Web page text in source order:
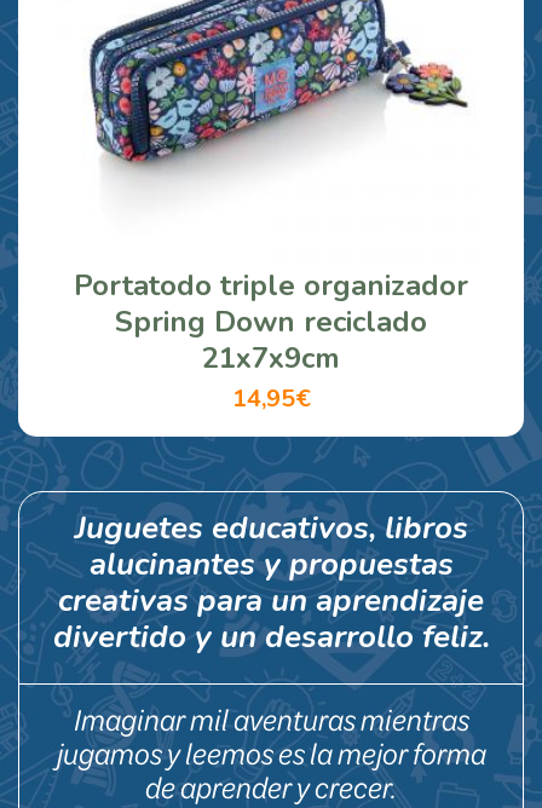
Portatodo triple organizador
Spring Down reciclado
21x7x9cm
14,95€
Juguetes educativos, libros
alucinantes y propuestas
creativas para un aprendizaje
divertido y un desarrollo feliz.
Imaginar mil aventuras mientras
jugamos y leemos es la mejor forma
de aprender y crecer.